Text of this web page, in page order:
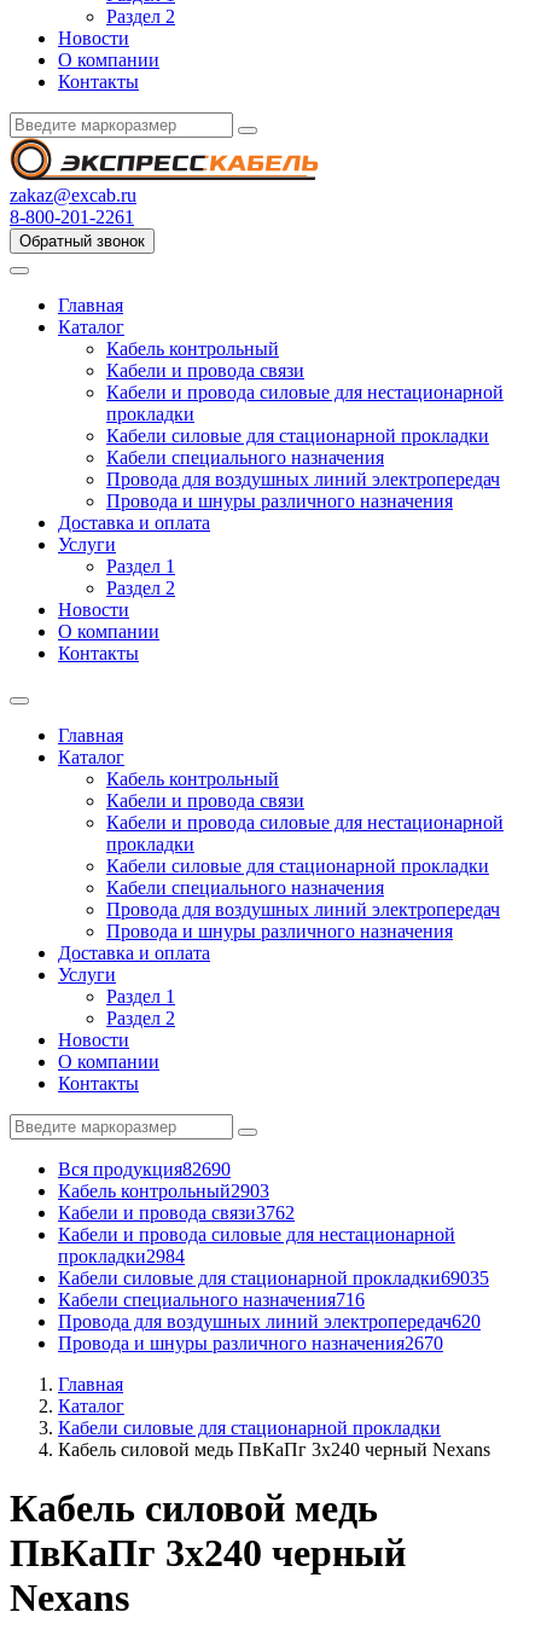
Раздел 2
Новости
О компании
Контакты
zakaz@excab.ru
8-800-201-2261
Обратный звонок
Главная
Каталог
Кабель контрольный
Кабели и провода связи
Кабели и провода силовые для нестационарной
прокладки
Кабели силовые для стационарной прокладки
Кабели специального назначения
Провода для воздушных линий электропередач
Провода и шнуры различного назначения
Доставка и оплата
Услуги
Раздел 1
Раздел 2
Новости
О компании
Контакты
Главная
Каталог
Кабель контрольный
Кабели и провода связи
Кабели и провода силовые для нестационарной
прокладки
Кабели силовые для стационарной прокладки
Кабели специального назначения
Провода для воздушных линий электропередач
Провода и шнуры различного назначения
Доставка и оплата
Услуги
Раздел 1
Раздел 2
Новости
О компании
Контакты
Вся продукция82690
Кабель контрольный2903
Кабели и провода связи3762
Кабели и провода силовые для нестационарной
прокладки2984
Кабели силовые для стационарной прокладки69035
Кабели специального назначения716
Провода для воздушных линий электропередач620
Провода и шнуры различного назначения2670
Главная
Каталог
Кабели силовые для стационарной прокладки
Кабель силовой медь ПвКаПг 3x240 черный Nexans
Кабель силовой медь
ПвКаПг 3x240 черный
Nexans